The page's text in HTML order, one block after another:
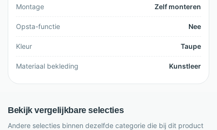
Montage Zelf monteren
Opsta-functie Nee
Kleur Taupe
Materiaal bekleding Kunstleer
Bekijk vergelijkbare selecties
Andere selecties binnen dezelfde categorie die bij dit product